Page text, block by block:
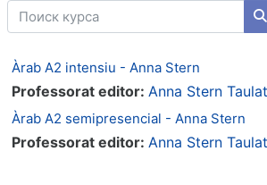
Поиск курса
Àrab A2 intensiu - Anna Stern
Professorat editor: Anna Stern
Àrab A2 semipresencial - Anna Stern
Professorat editor: Anna Stern